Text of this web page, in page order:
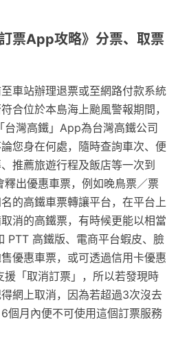
票App攻略》分票、取票
車站辦理退票或至網路付款系統
合位於本島海上颱風警報期間，
灣高鐵」App為台灣高鐵公司
您身在何處，隨時查詢車次、便
推薦旅遊行程及飯店等一次到
出優惠車票，例如晚鳥票／票
的高鐵車票轉讓平台，在平台上
消的高鐵票，有時候更能以相當
PTT 高鐵版、電商平台蝦皮、臉
優惠車票，或可透過信用卡優惠
「取消訂票」，所以若發現時
網上取消，因為若超過3次沒去
個月內便不可使用這個訂票服務